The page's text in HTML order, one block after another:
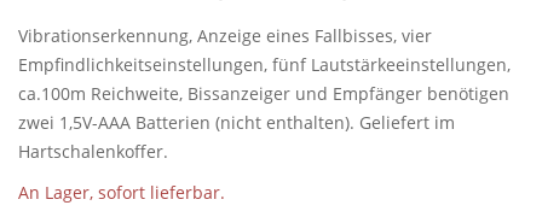
Vibrationserkennung, Anzeige eines Fallbisses, vier
Empfindlichkeitseinstellungen, fünf Lautstärkeeinstellungen,
ca.100m Reichweite, Bissanzeiger und Empfänger benötigen
zwei 1,5V-AAA Batterien (nicht enthalten). Geliefert im
Hartschalenkoffer.
An Lager, sofort lieferbar.